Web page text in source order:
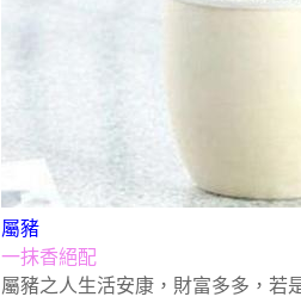
屬豬
一抹香絕配
屬豬之人生活安康，財富多多，若